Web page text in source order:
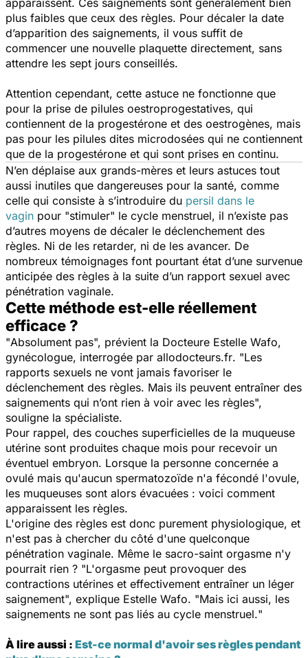
plus faibles que ceux des règles. Pour décaler la date
d’apparition des saignements, il vous suffit de
commencer une nouvelle plaquette directement, sans
attendre les sept jours conseillés.
Attention cependant, cette astuce ne fonctionne que
pour la prise de pilules oestroprogestatives, qui
contiennent de la progestérone et des oestrogènes, mais
pas pour les pilules dites microdosées qui ne contiennent
que de la progestérone et qui sont prises en continu.
N’en déplaise aux grands-mères et leurs astuces tout
aussi inutiles que dangereuses pour la santé, comme
celle qui consiste à s’introduire du persil dans le
vagin pour "stimuler" le cycle menstruel, il n’existe pas
d’autres moyens de décaler le déclenchement des
règles. Ni de les retarder, ni de les avancer. De
nombreux témoignages font pourtant état d’une survenue
anticipée des règles à la suite d’un rapport sexuel avec
pénétration vaginale.
Cette méthode est-elle réellement
efficace ?
"Absolument pas", prévient la Docteure Estelle Wafo,
gynécologue, interrogée par allodocteurs.fr. "Les
rapports sexuels ne vont jamais favoriser le
déclenchement des règles. Mais ils peuvent entraîner des
saignements qui n’ont rien à voir avec les règles",
souligne la spécialiste.
Pour rappel, des couches superficielles de la muqueuse
utérine sont produites chaque mois pour recevoir un
éventuel embryon. Lorsque la personne concernée a
ovulé mais qu'aucun spermatozoïde n'a fécondé l'ovule,
les muqueuses sont alors évacuées : voici comment
apparaissent les règles.
L'origine des règles est donc purement physiologique, et
n'est pas à chercher du côté d'une quelconque
pénétration vaginale. Même le sacro-saint orgasme n'y
pourrait rien ? "L'orgasme peut provoquer des
contractions utérines et effectivement entraîner un léger
saignement", explique Estelle Wafo. "Mais ici aussi, les
saignements ne sont pas liés au cycle menstruel."
À lire aussi : Est-ce normal d'avoir ses règles pendant